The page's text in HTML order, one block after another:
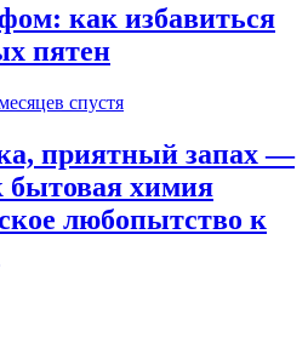
как избавиться
пятен
спустя
приятный запах —
бытовая химия
любопытство к